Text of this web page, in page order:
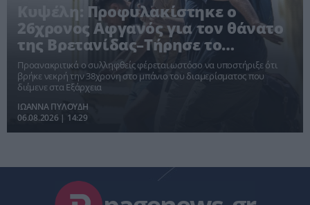
Κυψέλη: Προφυλακίστηκε ο
26χρονος Αφγανός για τον θάνατο
της Βρετανίδας–Τήρησε το
δικαίωμα της σιωπής
Προανακριτικά ο συλληφθείς φέρεται ωστόσο να υποστήριξε ότι
βρήκε νεκρή την 38χρονη στο μπάνιο του διαμερίσματος που
διέμενε στα Εξάρχεια
ΙΩΑΝΝΑ ΠΥΛΟΥΔΗ
06.08.2026 | 14:29